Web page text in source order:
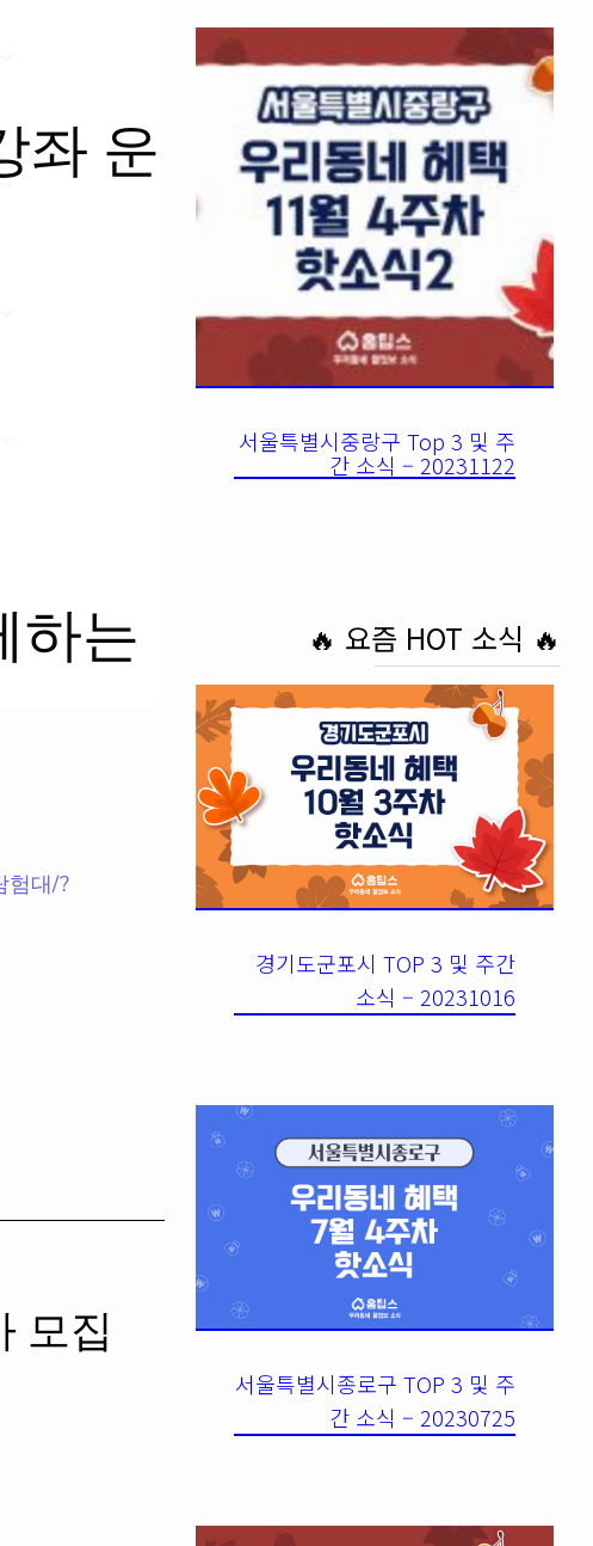
좌 운
하는
험대/?
모집
서울특별시중랑구 Top 3 및 주
간 소식 – 20231122
🔥 요즘 HOT 소식 🔥
경기도군포시 TOP 3 및 주간
소식 – 20231016
서울특별시종로구 TOP 3 및 주
간 소식 – 20230725